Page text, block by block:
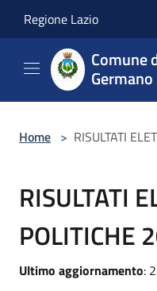
Regione Lazio
Comune
Germano
Home > RISULTATI
RISULTATI
POLITICHE
Ultimo aggiornamento: